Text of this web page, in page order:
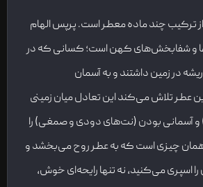
ترکیب چند ماده معطر است. پرپس الهام
و شفابخش‌های کهن است؛ کسانی که در
در زمین داشتند و به آسمان
عطر تلاش می‌کند این تعادل میان زمینی
بودن (نت‌های دودی و صمغی) را
چیزی است که به عطر روح می‌بخشد و
اسپری می‌کنید، نه تنها رایحه‌ای خوش،